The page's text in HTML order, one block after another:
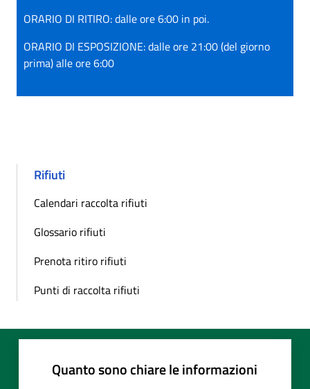
ORARIO DI RITIRO: dalle ore 6:00 in poi.
ORARIO DI ESPOSIZIONE: dalle ore 21:00 (del giorno
prima) alle ore 6:00
Rifiuti
Calendari raccolta rifiuti
Glossario rifiuti
Prenota ritiro rifiuti
Punti di raccolta rifiuti
Quanto sono chiare le informazioni